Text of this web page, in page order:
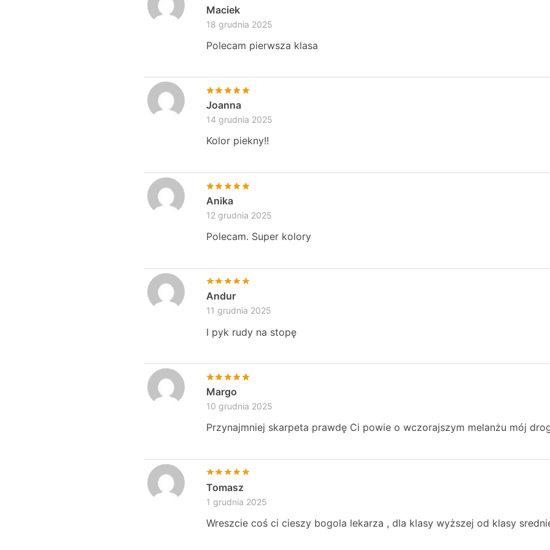
Maciek
18 grudnia 2025
Polecam pierwsza klasa
Joanna
14 grudnia 2025
Kolor piekny!!
Anika
12 grudnia 2025
Polecam. Super kolory
Andur
11 grudnia 2025
I pyk rudy na stopę
Margo
10 grudnia 2025
Przynajmniej skarpeta prawdę Ci powie o wczorajszym melanżu mój
Tomasz
1 grudnia 2025
Wreszcie coś ci cieszy bogola lekarza , dla klasy wyższej od klasy